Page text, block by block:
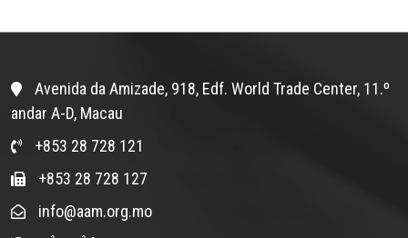
Avenida da Amizade, 918, Edf. World Trade Center, 11.º
andar A-D, Macau
+853 28 728 121
+853 28 728 127
info@aam.org.mo